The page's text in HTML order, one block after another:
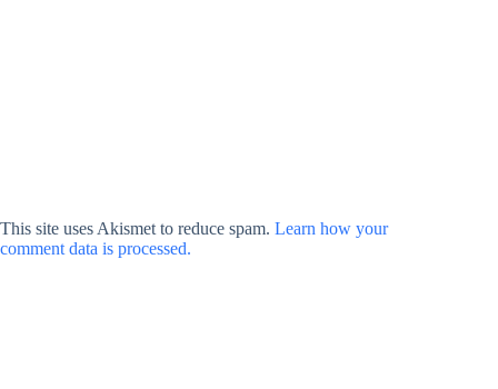
This site uses Akismet to reduce spam. Learn how your
comment data is processed.